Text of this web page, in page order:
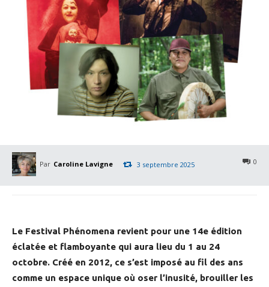
Par Caroline Lavigne 0
3 septembre 2025
Le Festival Phénomena revient pour une 14e édition
éclatée et flamboyante qui aura lieu du 1 au 24
octobre. Créé en 2012, ce s’est imposé au fil des ans
comme un espace unique où oser l’inusité, brouiller les